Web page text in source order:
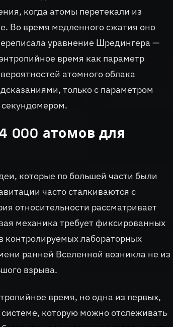
когда атомы перетекали из
Во время медленного сжатия оно
уравнение Шредингера —
время как параметр
атомного облака
только с параметром
000 атомов для
которые по большей части были
часто сталкиваются с
относительности рассматривает
механика требует фиксированных
контролируемых лабораторных
ранней Вселенной возникла не из
взрыва.
время, но одна из первых,
которую можно отслеживать